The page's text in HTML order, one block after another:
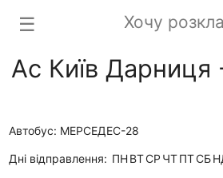
Хочу
☰
Ас Київ
Автобус: МЕРСЕДЕС-28
Дні відправлення: ПН ВТСР ЧТ ПТСБ